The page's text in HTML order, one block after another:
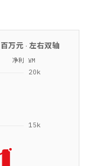
百万元 · 左右双轴